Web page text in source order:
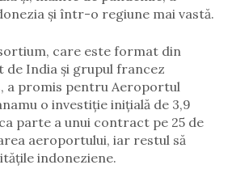
și într-o regiune mai vastă.
care este format din
de India și grupul francez
a promis pentru Aeroportul
o investiție inițială de 3,9
parte a unui contract pe 25 de
aeroportului, iar restul să
indoneziene.